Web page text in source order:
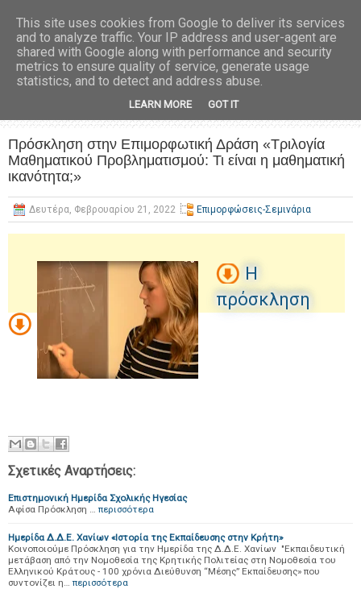
Πρόσκληση στην Επιμορφωτική Δράση «Τριλογία
Μαθηματικού Προβληματισμού: Τι είναι η μαθηματική
ικανότητα;»
Δευτέρα, Φεβρουαρίου 21, 2022 Επιμορφώσεις-Σεμινάρια
Η
πρόσκληση
Σχετικές Αναρτήσεις:
Επιστημονική Ημερίδα Σχολικής Ηγεσίας
Αφίσα Πρόσκληση … περισσότερα
Ημερίδα Δ.Δ.Ε. Χανίων «Ιστορία της Εκπαίδευσης στην Κρήτη»
Κοινοποιούμε Πρόσκληση για την Ημερίδα της Δ.Δ.Ε. Χανίων "Εκπαιδευτική
μετάβαση από την Νομοθεσία της Κρητικής Πολιτείας στη Νομοθεσία του
Ελληνικού Κράτους - 100 χρόνια Διεύθυνση “Μέσης” Εκπαίδευσης» που
συντονίζει η… περισσότερα
This site uses cookies from Google to deliver its services
and to analyze traffic. Your IP address and user-agent are
shared with Google along with performance and security
metrics to ensure quality of service, generate usage
statistics, and to detect and address abuse.
LEARN MORE GOT IT